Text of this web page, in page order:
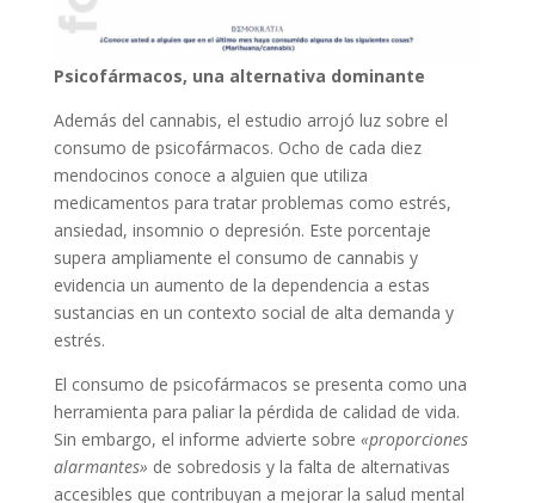
Psicofármacos, una alternativa dominante
Además del cannabis, el estudio arrojó luz sobre el
consumo de psicofármacos. Ocho de cada diez
mendocinos conoce a alguien que utiliza
medicamentos para tratar problemas como estrés,
ansiedad, insomnio o depresión. Este porcentaje
supera ampliamente el consumo de cannabis y
evidencia un aumento de la dependencia a estas
sustancias en un contexto social de alta demanda y
estrés.
El consumo de psicofármacos se presenta como una
herramienta para paliar la pérdida de calidad de vida.
Sin embargo, el informe advierte sobre «proporciones
alarmantes» de sobredosis y la falta de alternativas
accesibles que contribuyan a mejorar la salud mental